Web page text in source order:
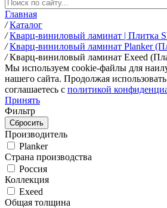
Главная
/ Каталог
/ Кварц-виниловый ламинат | Плитка
/ Кварц-виниловый ламинат Planker
/ Кварц-виниловый ламинат Exeed
Мы используем cookie-файлы для
нашего сайта. Продолжая
соглашаетесь c политикой
Принять
Фильтр
Производитель
Planker
Страна производства
Россия
Коллекция
Exeed
Общая толщина